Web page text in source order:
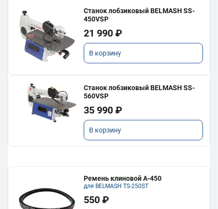
Станок лобзиковый BELMASH SS-
450VSP
21 990 ₽
В корзину
Станок лобзиковый BELMASH SS-
560VSP
35 990 ₽
В корзину
Ремень клиновой A-450
для BELMASH TS-250SТ
550 ₽